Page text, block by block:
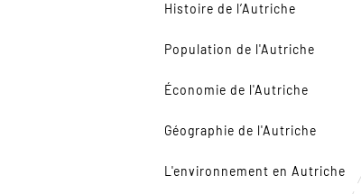
Histoire de l’Autriche
Population de l'Autriche
Économie de l'Autriche
Géographie de l'Autriche
L'environnement en Autriche